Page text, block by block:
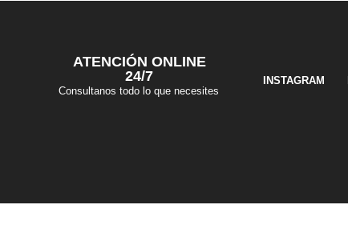
ATENCIÓN ONLINE
24/7
Consultanos todo lo que necesites
INSTAGRAM